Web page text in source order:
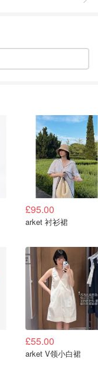
£95.00
arket 衬衫裙
£55.00
arket V领小白裙